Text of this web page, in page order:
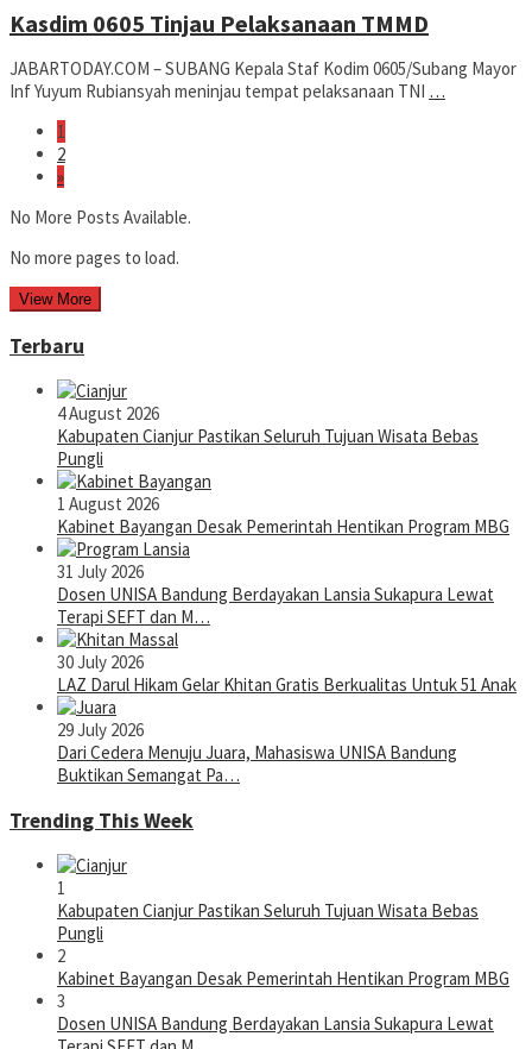
Kasdim 0605 Tinjau Pelaksanaan TMMD
JABARTODAY.COM – SUBANG Kepala Staf Kodim 0605/Subang Mayor
Inf Yuyum Rubiansyah meninjau tempat pelaksanaan TNI …
1
2
»
No More Posts Available.
No more pages to load.
View More
Terbaru
4 August 2026
Kabupaten Cianjur Pastikan Seluruh Tujuan Wisata Bebas
Pungli
1 August 2026
Kabinet Bayangan Desak Pemerintah Hentikan Program MBG
31 July 2026
Dosen UNISA Bandung Berdayakan Lansia Sukapura Lewat
Terapi SEFT dan M…
30 July 2026
LAZ Darul Hikam Gelar Khitan Gratis Berkualitas Untuk 51 Anak
29 July 2026
Dari Cedera Menuju Juara, Mahasiswa UNISA Bandung
Buktikan Semangat Pa…
Trending This Week
1
Kabupaten Cianjur Pastikan Seluruh Tujuan Wisata Bebas
Pungli
2
Kabinet Bayangan Desak Pemerintah Hentikan Program MBG
3
Dosen UNISA Bandung Berdayakan Lansia Sukapura Lewat